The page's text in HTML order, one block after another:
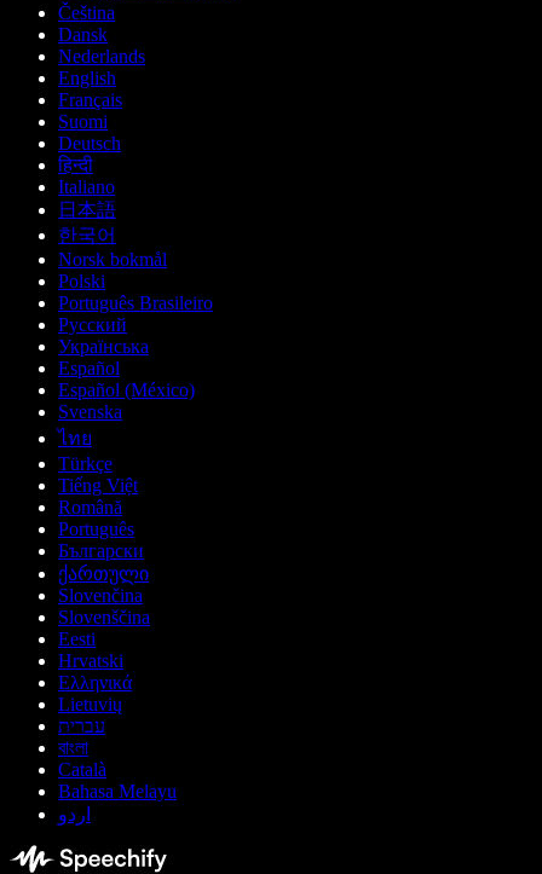
Čeština
Dansk
Nederlands
English
Français
Suomi
Deutsch
हिन्दी
Italiano
日本語
한국어
Norsk bokmål
Polski
Português Brasileiro
Русский
Українська
Español
Español (México)
Svenska
ไทย
Türkçe
Tiếng Việt
Română
Português
Български
ქართული
Slovenčina
Slovenščina
Eesti
Hrvatski
Ελληνικά
Lietuvių
עברית
বাংলা
Català
Bahasa Melayu
اردو